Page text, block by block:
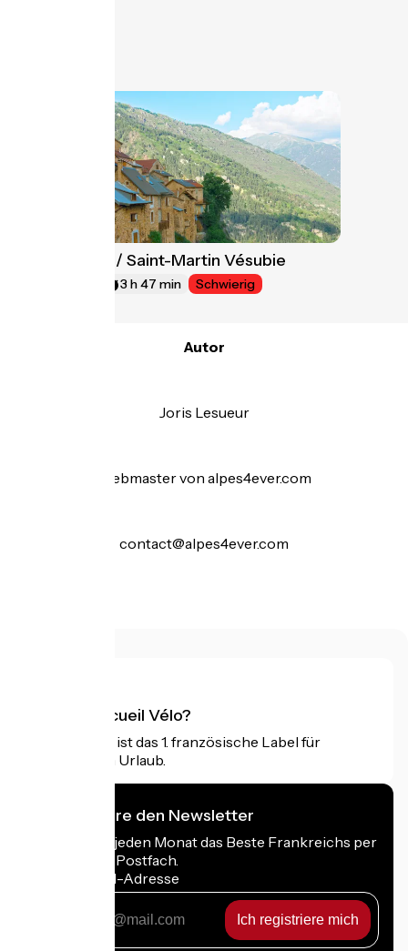
Valberg / Saint-Martin Vésubie
3 h 47 min Schwierig
Autor
Joris Lesueur
Webmaster von alpes4ever.com
contact@alpes4ever.com
Was ist Accueil Vélo?
Accueil Vélo ist das 1. französische Label für
Radfahrer im Urlaub.
Ich abonniere den Newsletter
Erhalten Sie jeden Monat das Beste Frankreichs per
Rad in Ihrem Postfach.
Meine E-Mail-Adresse